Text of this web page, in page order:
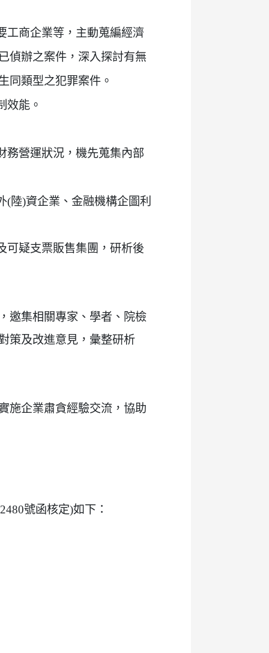
工商企業等，主動蒐編經濟
偵辦之案件，深入探討有無
同類型之犯罪案件。
效能。
務營運狀況，機先蒐集內部
陸)資企業、金融機構企圖利
可疑支票販售集團，研析後
邀集相關專家、學者、院檢
策及改進意見，彙整研析
施企業肅貪經驗交流，協助
號函核定)如下：